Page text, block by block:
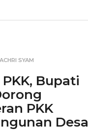
SYAM
Bupati
PKK
Desa